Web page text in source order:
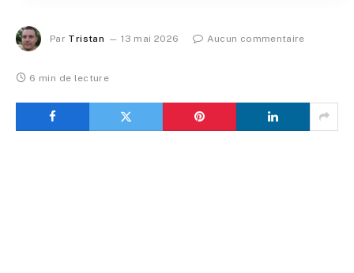
Par Tristan 13 mai 2026 Aucun commentaire
6 min de lecture